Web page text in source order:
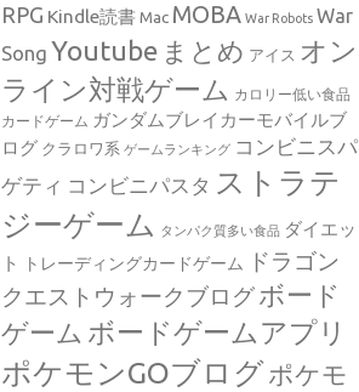
RPG Kindle読書 Mac MOBA War Robots War
Song Youtube まとめ アイス オン
ライン対戦ゲーム カロリー低い食品
カードゲーム ガンダムブレイカーモバイルブ
ログ クラロワ系 ゲームランキング コンビニスパ
ゲティ コンビニパスタ ストラテ
ジーゲーム
タンパク質多い食品 ダイエッ
ト
トレーディングカードゲーム
ドラゴン
クエストウォークブログボード
ゲーム ボードゲームアプリ
ポケモンGOブログポケモ